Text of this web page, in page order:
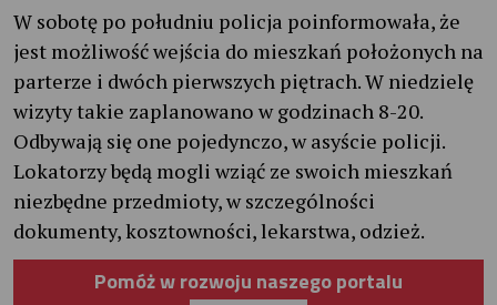
W sobotę po południu policja poinformowała, że
jest możliwość wejścia do mieszkań położonych na
parterze i dwóch pierwszych piętrach. W niedzielę
wizyty takie zaplanowano w godzinach 8-20.
Odbywają się one pojedynczo, w asyście policji.
Lokatorzy będą mogli wziąć ze swoich mieszkań
niezbędne przedmioty, w szczególności
dokumenty, kosztowności, lekarstwa, odzież.
Pomóż w rozwoju naszego portalu